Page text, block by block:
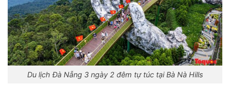
Du lịch Đà Nẵng 3 ngày 2 đêm tự túc tại Bà Nà Hills